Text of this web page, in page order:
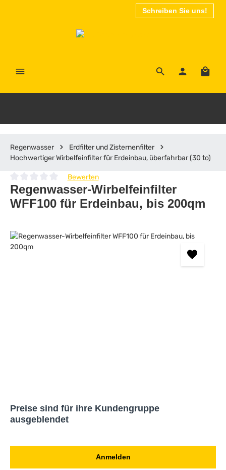
Schreiben Sie uns!
Regenwasser
Erdfilter und Zisternenfilter
Hochwertiger Wirbelfeinfilter für Erdeinbau, überfahrbar (30 to)
Durchschnittliche Bewertung von 0 von 5 Sternen
Bewerten
Regenwasser-Wirbelfeinfilter
WFF100 für Erdeinbau, bis 200qm
Bildergalerie überspringen
Preise sind für ihre Kundengruppe
ausgeblendet
Anmelden